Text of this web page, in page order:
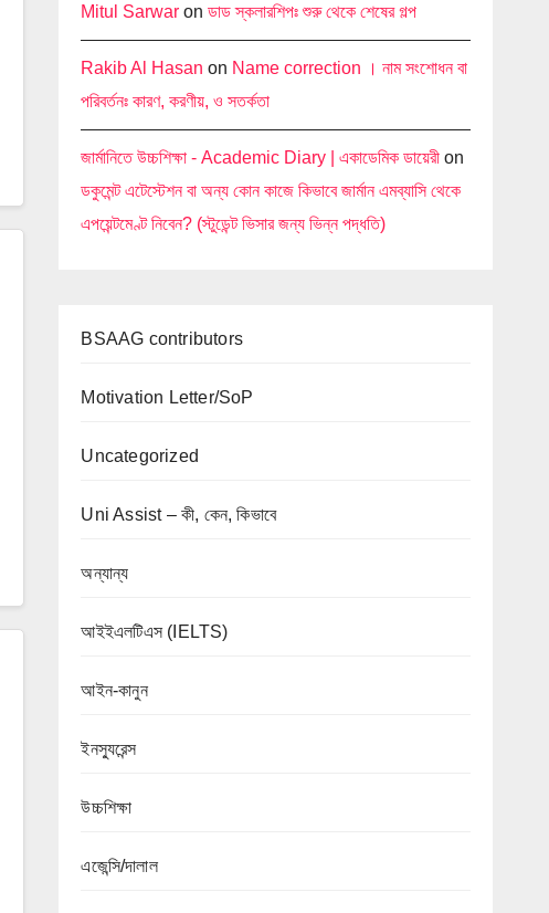
Mitul Sarwar onডাড স্কলারশিপঃ শুরু থেকে শেষের গল্প
Rakib Al Hasan on Name correction । নাম সংশোধন বা
পরিবর্তনঃ কারণ, করণীয়, ও সতর্কতা
জার্মানিতে উচ্চশিক্ষা - Academic Diary | একাডেমিক ডায়েরী on
ডকুমেন্ট এটেস্টেশন বা অন্য কোন কাজে কিভাবে জার্মান এমব্যাসি থেকে
এপয়েন্টমেণ্ট নিবেন? (স্টুডেন্ট ভিসার জন্য ভিন্ন পদ্ধতি)
BSAAG contributors
Motivation Letter/SoP
Uncategorized
Uni Assist – কী, কেন, কিভাবে
অন্যান্য
আইইএলটিএস (IELTS)
আইন-কানুন
ইনস্যুরেন্স
উচ্চশিক্ষা
এজেন্সি/দালাল